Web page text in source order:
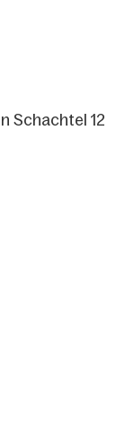
Schachtel 12